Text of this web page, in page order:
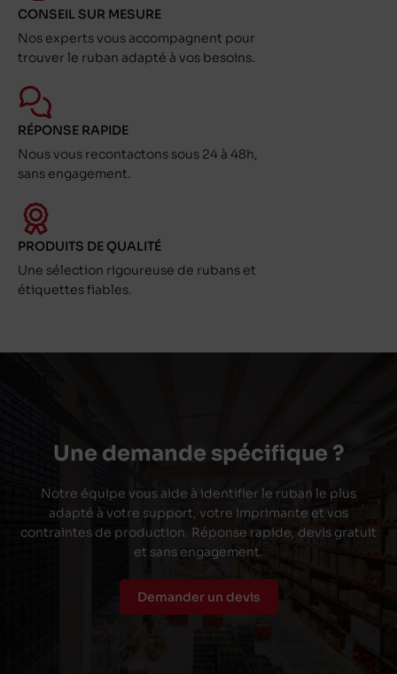
CONSEIL SUR MESURE
Nos experts vous accompagnent pour
trouver le ruban adapté à vos besoins.
RÉPONSE RAPIDE
Nous vous recontactons sous 24 à 48h,
sans engagement.
PRODUITS DE QUALITÉ
Une sélection rigoureuse de rubans et
étiquettes fiables.
Une demande spécifique ?
Notre équipe vous aide à identifier le ruban le plus
adapté à votre support, votre imprimante et vos
contraintes de production. Réponse rapide, devis gratuit
et sans engagement.
Demander un devis